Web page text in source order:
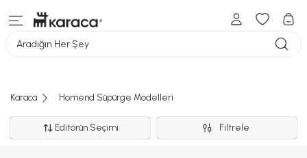
Aradığın Her Şey
Karaca Homend Süpürge Modelleri
Editörün Seçimi Filtrele